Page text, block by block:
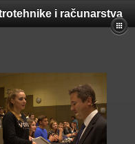
i računarstva